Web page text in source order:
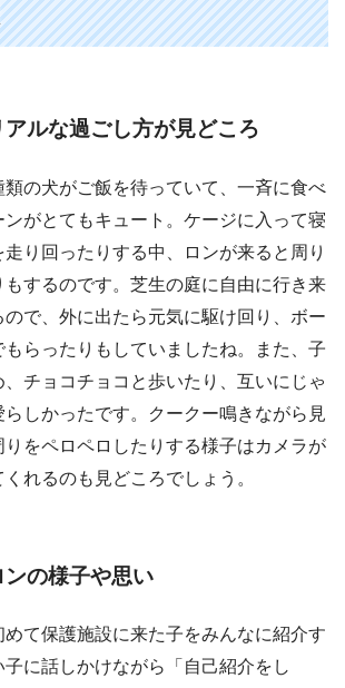
アルな過ごし方が見どころ
類の犬がご飯を待っていて、一斉に食べ
がとてもキュート。ケージに入って寝
り回ったりする中、ロンが来ると周り
もするのです。芝生の庭に自由に行き来
で、外に出たら元気に駆け回り、ボー
もらったりもしていましたね。また、子
チョコチョコと歩いたり、互いにじゃ
しかったです。クークー鳴きながら見
りをペロペロしたりする様子はカメラが
れるのも見どころでしょう。
ンの様子や思い
めて保護施設に来た子をみんなに紹介す
子に話しかけながら「自己紹介をし